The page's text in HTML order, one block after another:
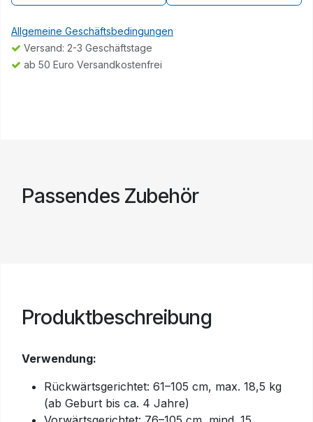
Allgemeine Geschäftsbedingungen
Versand: 2-3 Geschäftstage
ab 50 Euro Versandkostenfrei
Passendes Zubehör
Produktbeschreibung
Verwendung:
Rückwärtsgerichtet: 61–105 cm, max. 18,5 kg
(ab Geburt bis ca. 4 Jahre)